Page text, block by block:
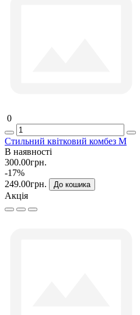
0
Стильний квітковий комбез M
В наявності
300.00грн.
-17%
249.00грн.
До кошика
Акція